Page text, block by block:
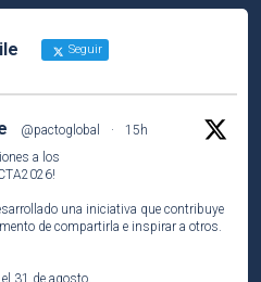
Seguir
@pactoglobal ·
15h
a los
!
una iniciativa que contribuye
de compartirla e inspirar a otros.
31 de agosto.